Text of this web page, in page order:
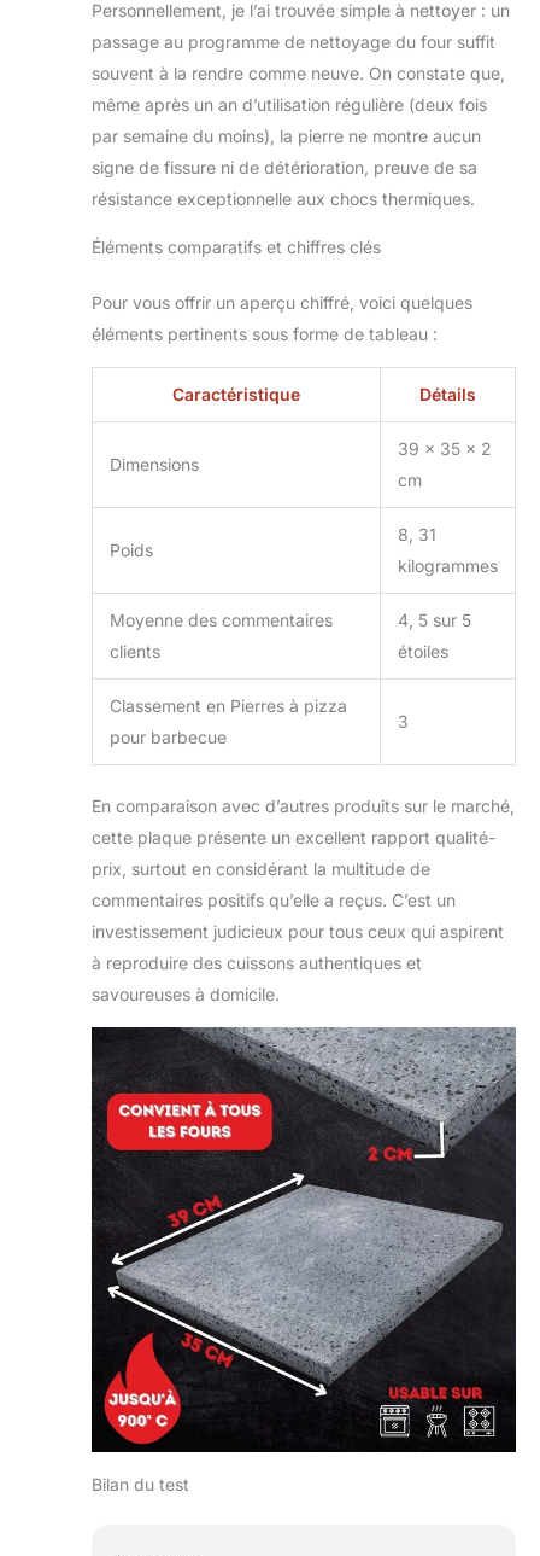
Personnellement, je l’ai trouvée simple à nettoyer : un
passage au programme de nettoyage du four suffit
souvent à la rendre comme neuve. On constate que,
même après un an d’utilisation régulière (deux fois
par semaine du moins), la pierre ne montre aucun
signe de fissure ni de détérioration, preuve de sa
résistance exceptionnelle aux chocs thermiques.
Éléments comparatifs et chiffres clés
Pour vous offrir un aperçu chiffré, voici quelques
éléments pertinents sous forme de tableau :
Caractéristique Détails
Dimensions
39 x 35 x 2
cm
Poids
8, 31
kilogrammes
Moyenne des commentaires
clients
4, 5 sur 5
étoiles
Classement en Pierres à pizza
pour barbecue
3
En comparaison avec d’autres produits sur le marché,
cette plaque présente un excellent rapport qualité-
prix, surtout en considérant la multitude de
commentaires positifs qu’elle a reçus. C’est un
investissement judicieux pour tous ceux qui aspirent
à reproduire des cuissons authentiques et
savoureuses à domicile.
Bilan du test